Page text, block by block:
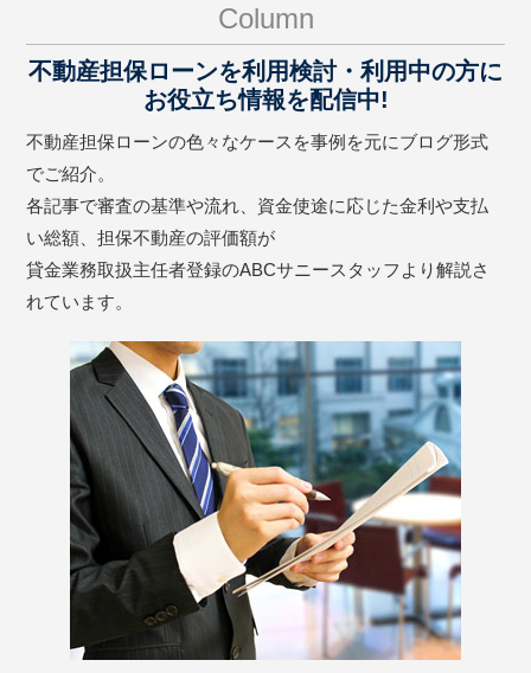
Column
不動産担保ローンを利用検討・利用中の方に
お役立ち情報を配信中!
不動産担保ローンの色々なケースを事例を元にブログ形式
でご紹介。
各記事で審査の基準や流れ、資金使途に応じた金利や支払
い総額、担保不動産の評価額が
貸金業務取扱主任者登録のABCサニースタッフより解説さ
れています。